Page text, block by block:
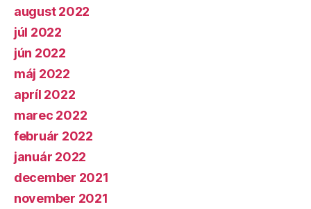
august 2022
júl 2022
jún 2022
máj 2022
apríl 2022
marec 2022
február 2022
január 2022
december 2021
november 2021